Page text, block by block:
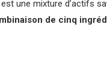
une mixture d’actifs
de cinq